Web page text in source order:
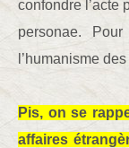
confondre l’acte
personae.
l’humanisme
Pis, on se
affaires